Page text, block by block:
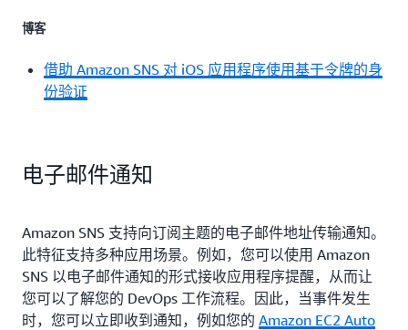
博客
借助 Amazon SNS 对 iOS 应用程序使用基于令牌的身
份验证
电子邮件通知
Amazon SNS 支持向订阅主题的电子邮件地址传输通知。
此特征支持多种应用场景。例如，您可以使用 Amazon
SNS 以电子邮件通知的形式接收应用程序提醒，从而让
您可以了解您的 DevOps 工作流程。因此，当事件发生
时，您可以立即收到通知，例如您的 Amazon EC2 Auto